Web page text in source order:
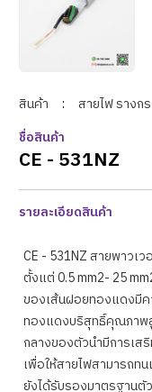
สินค้า : สายไฟ รางก
ชื่อสินค้า
CE - 531NZ
รายละเอียดสินค้า
CE - 531NZ สายพาวเ
ตั้งแต่ 0.5 mm2- 25
ของเส้นฝอยทองแดงมีค
ทองแดงบริสุทธิ์คุณภาพ
กลางของตัวนำมีการเส
เพื่อให้สายไฟสามารถท
ยังได้รับรองมาตรฐานตั